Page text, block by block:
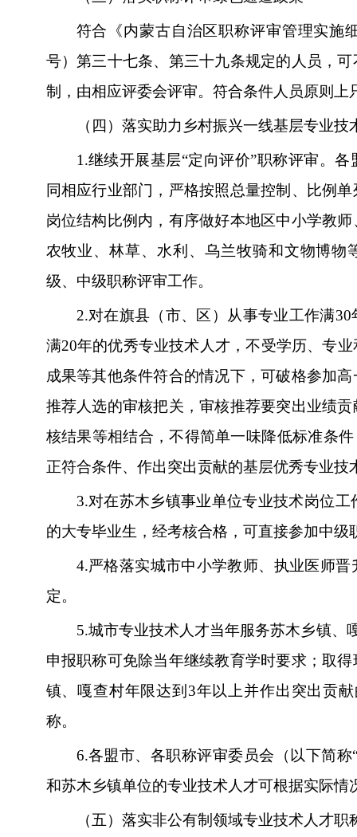
符合《内蒙古自治区职称评审管理实施
号）第三十七条、第三十九条规定的人员，
制，由相应评委会评审。符合条件人员原则上
（四）落实助力乡村振兴一线基层专业
1.继续开展基层“定向评价”职称评审。
同相应行业部门，严格按照总量控制、比例
岗位结构比例内，有序做好本地区中小学教
农牧业、林草、水利、乌兰牧骑和文物博物
级、中级职称评审工作。
2.对在旗县（市、区）从事专业工作满
满20年的优秀专业技术人才，不受学历、专
成果等其他条件符合的情况下，可破格参加
推荐人选的审核把关，审核推荐要突出业绩
核结果等相结合，不得简单一味降低标准条
正符合条件、作出突出贡献的基层优秀专业技
3.对在苏木乡镇事业单位专业技术岗位
的大专毕业生，经考核合格，可直接参加中级
4.严格落实城市中小学教师、执业医师
定。
5.城市专业技术人才当年服务苏木乡镇、
申报职称可免除当年继续教育学时要求；取
镇、嘎查村年限达到3年以上并作出突出贡
称。
6.各盟市、各职称评审委员会（以下简
和苏木乡镇单位的专业技术人才可根据实际情
（五）落实非公有制领域专业技术人才职